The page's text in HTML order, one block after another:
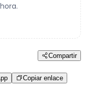
Compartir
Copiar enlace